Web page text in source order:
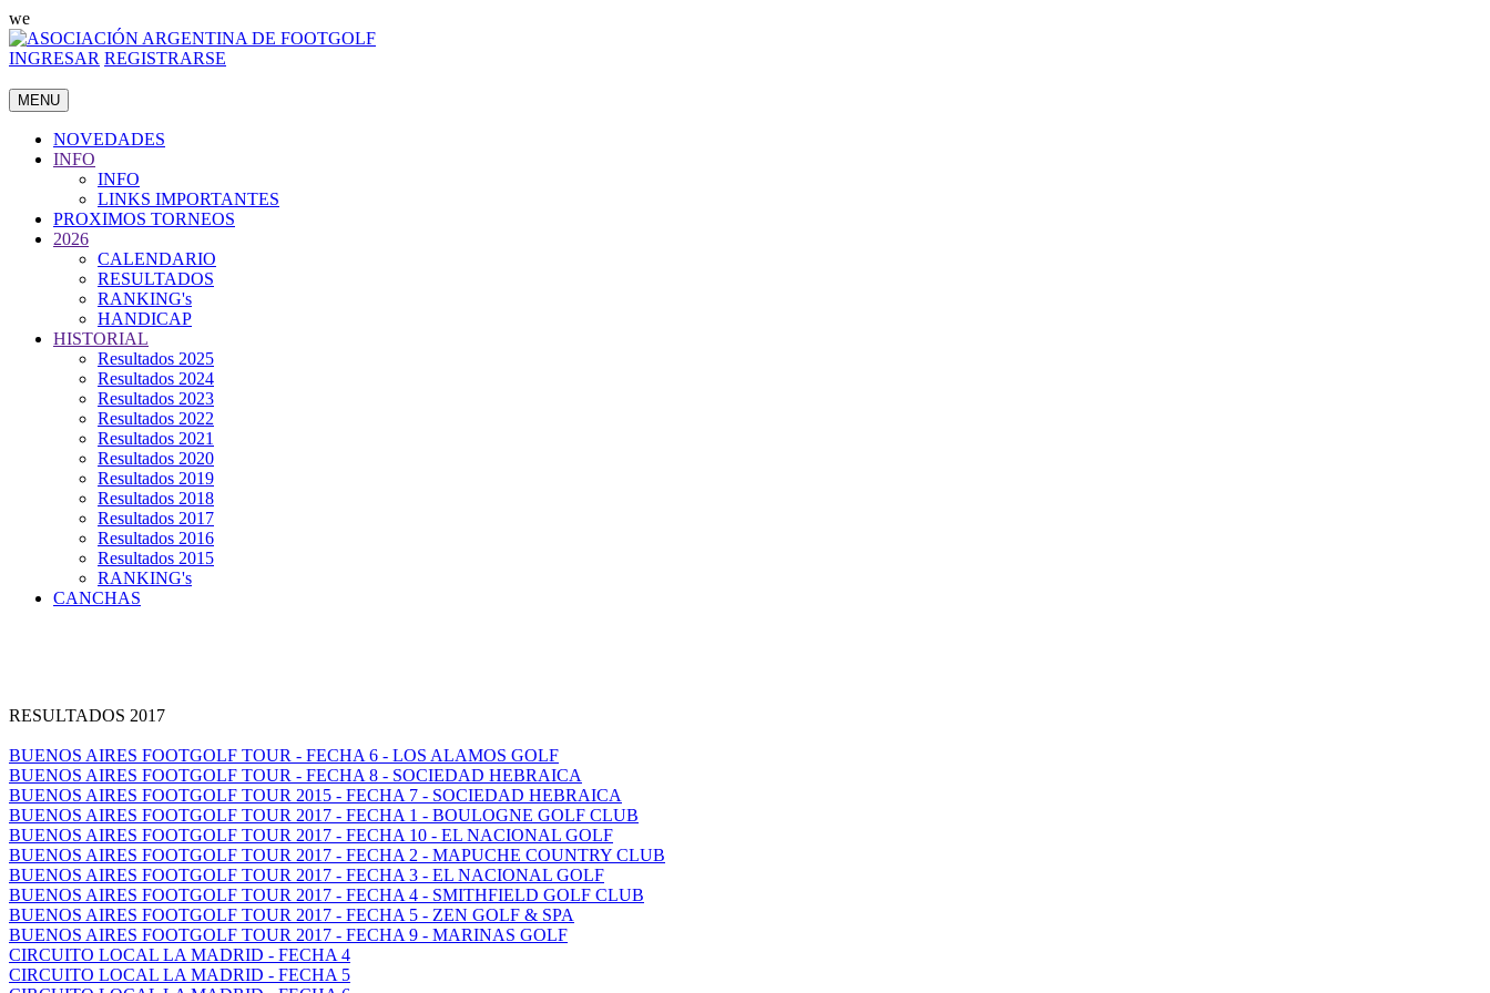
we
INGRESAR REGISTRARSE
MENU
NOVEDADES
INFO
INFO
LINKS IMPORTANTES
PROXIMOS TORNEOS
2026
CALENDARIO
RESULTADOS
RANKING's
HANDICAP
HISTORIAL
Resultados 2025
Resultados 2024
Resultados 2023
Resultados 2022
Resultados 2021
Resultados 2020
Resultados 2019
Resultados 2018
Resultados 2017
Resultados 2016
Resultados 2015
RANKING's
CANCHAS
RESULTADOS 2017
BUENOS AIRES FOOTGOLF TOUR - FECHA 6 - LOS ALAMOS GOLF
BUENOS AIRES FOOTGOLF TOUR - FECHA 8 - SOCIEDAD HEBRAICA
BUENOS AIRES FOOTGOLF TOUR 2015 - FECHA 7 - SOCIEDAD HEBRAICA
BUENOS AIRES FOOTGOLF TOUR 2017 - FECHA 1 - BOULOGNE GOLF CLUB
BUENOS AIRES FOOTGOLF TOUR 2017 - FECHA 10 - EL NACIONAL GOLF
BUENOS AIRES FOOTGOLF TOUR 2017 - FECHA 2 - MAPUCHE COUNTRY CLUB
BUENOS AIRES FOOTGOLF TOUR 2017 - FECHA 3 - EL NACIONAL GOLF
BUENOS AIRES FOOTGOLF TOUR 2017 - FECHA 4 - SMITHFIELD GOLF CLUB
BUENOS AIRES FOOTGOLF TOUR 2017 - FECHA 5 - ZEN GOLF & SPA
BUENOS AIRES FOOTGOLF TOUR 2017 - FECHA 9 - MARINAS GOLF
CIRCUITO LOCAL LA MADRID - FECHA 4
CIRCUITO LOCAL LA MADRID - FECHA 5